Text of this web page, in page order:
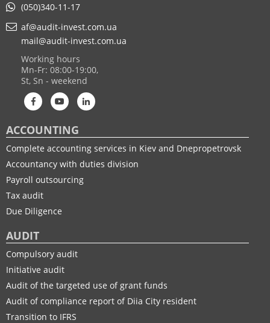
(050)340-11-17
af@audit-invest.com.ua
mail@audit-invest.com.ua
Working hours
Mn-Fr: 08:00-19:00,
St, Sn - weekend
ACCOUNTING
Complete accounting services in Kiev and Dnepropetrovsk
Accountancy with duties division
Payroll outsourcing
Tax audit
Due Diligence
AUDIT
Compulsory audit
Initiative audit
Audit of the targeted use of grant funds
Audit of compliance report of Diia City resident
Transition to IFRS